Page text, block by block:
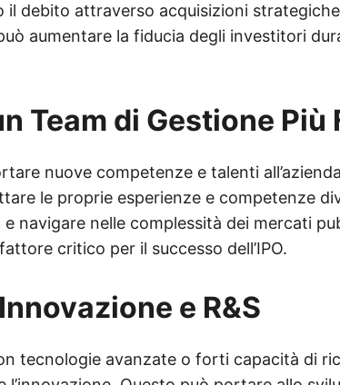
il debito attraverso acquisizioni
aumentare la fiducia degli investitori
Team di Gestione Più
nuove competenze e talenti
le proprie esperienze e competenze
e navigare nelle complessità dei mercati
critico per il successo dell’IPO.
e R&S
tecnologie avanzate o forti capacità di